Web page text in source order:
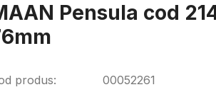
Pensula cod
produs:
00052261